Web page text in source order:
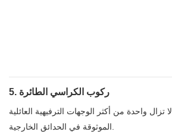
5. ركوب الكراسي الطائرة
لا تزال واحدة من أكثر الوجهات الترفيهية العائلية
الموثوقة في الحدائق الخارجية.